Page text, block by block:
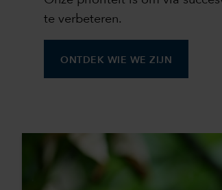
te verbeteren.
ONTDEK WIE WE ZIJN